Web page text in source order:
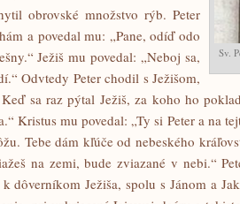
Sv.
obrovské množstvo rýb. Peter
a povedal mu: „Pane, odíď odo
Ježiš mu povedal: „Neboj sa,
Odvtedy Peter chodil s Ježišom,
sa raz pýtal Ježiš, za koho ho
Kristus mu povedal: „Ty si Peter a na
Tebe dám kľúče od nebeského
na zemi, bude zviazané v nebi.“
dôverníkom Ježiša, spolu s Jánom a